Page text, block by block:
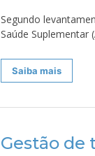
Segundo
Saúde
Saiba mais
Gestão de